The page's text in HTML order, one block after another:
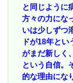
と同じように
方々の力にな
いは少しずつ
ドが18年と
がまだ新しく
という自信。
的な理由にな